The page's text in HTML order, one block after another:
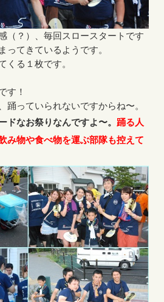
（？）、毎回スロースタートです
ってきているようです。
くる１枚です。
す！
踊っていられないですからね〜。
ドなお祭りなんですよ〜。 踊る人
み物や食べ物を運ぶ部隊も控えて